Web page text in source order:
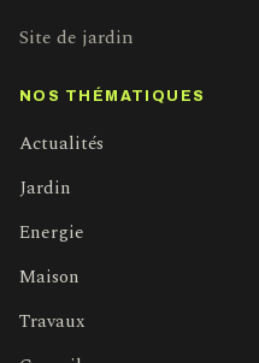
Site de jardin
NOS THÉMATIQUES
Actualités
Jardin
Energie
Maison
Travaux